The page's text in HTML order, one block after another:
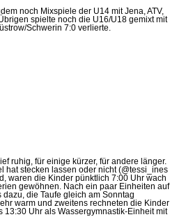
noch Mixspiele der U14 mit Jena, ATV,
spielte noch die U16/U18 gemixt mit
Schwerin 7:0 verlierte.
ruhig, für einige kürzer, für andere länger.
hat stecken lassen oder nicht (@tessi_ines
waren die Kinder pünktlich 7:00 Uhr wach
gewöhnen. Nach ein paar Einheiten auf
die Taufe gleich am Sonntag
warm und zweitens rechneten die Kinder
13:30 Uhr als Wassergymnastik-Einheit mit